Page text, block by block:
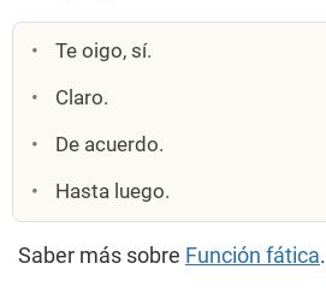
Te oigo, sí.
Claro.
De acuerdo.
Hasta luego.
Saber más sobre Función fática.